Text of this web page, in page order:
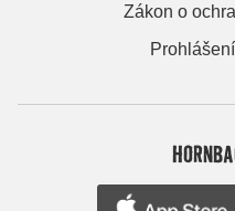
Zákon o